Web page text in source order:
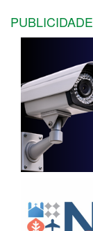
PUBLICIDADE